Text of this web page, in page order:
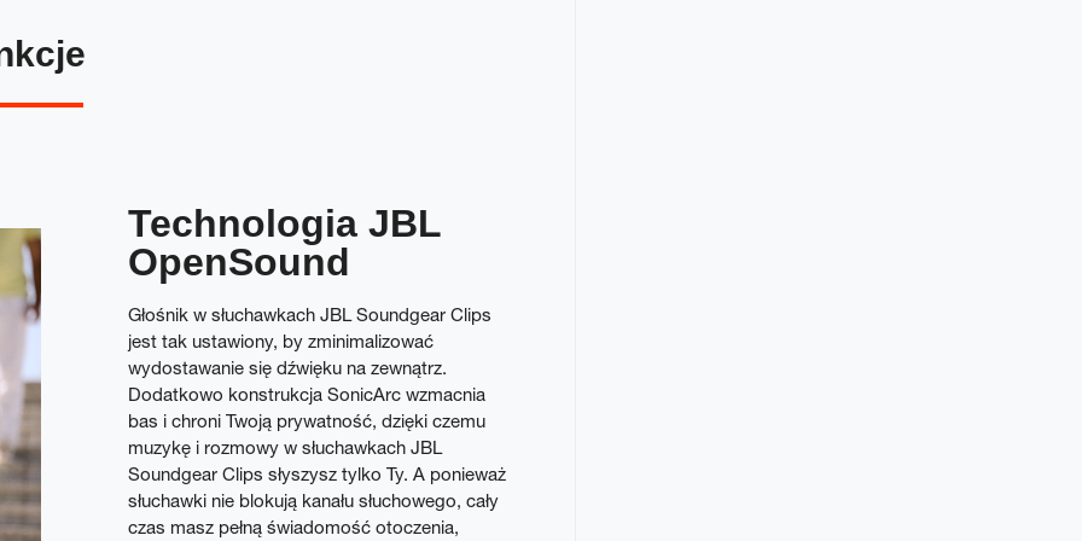
Technologia JBL
OpenSound
Głośnik w słuchawkach JBL Soundgear Clips
jest tak ustawiony, by zminimalizować
wydostawanie się dźwięku na zewnątrz.
Dodatkowo konstrukcja SonicArc wzmacnia
bas i chroni Twoją prywatność, dzięki czemu
muzykę i rozmowy w słuchawkach JBL
Soundgear Clips słyszysz tylko Ty. A ponieważ
słuchawki nie blokują kanału słuchowego, cały
czas masz pełną świadomość otoczenia,